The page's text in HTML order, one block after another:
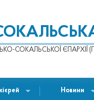
СОКАЛЬСЬКОЇ ЄПАРХІЇ
Новини